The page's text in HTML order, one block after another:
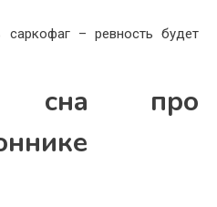
– ревность будет
сна про